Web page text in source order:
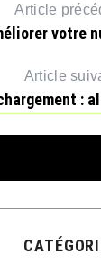
Article
votre
Article
: